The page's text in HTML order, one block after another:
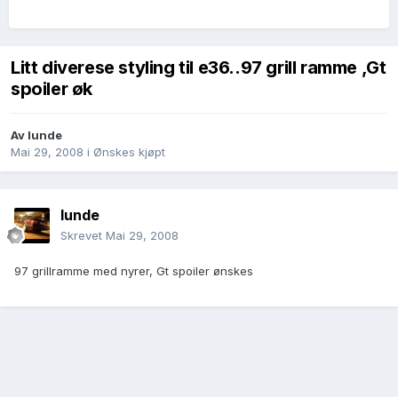
Litt diverese styling til e36..97 grill ramme ,Gt
spoiler øk
Av lunde
Mai 29, 2008 i Ønskes kjøpt
lunde
Skrevet Mai 29, 2008
97 grillramme med nyrer, Gt spoiler ønskes